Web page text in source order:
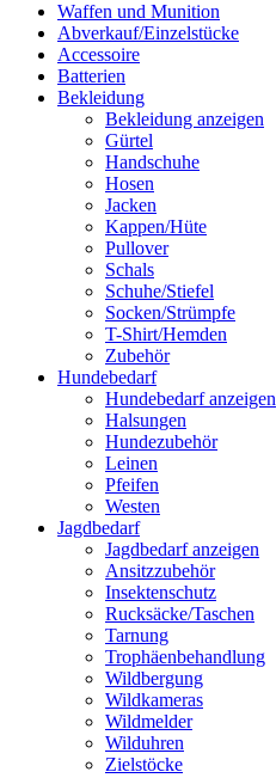
Waffen und Munition
Abverkauf/Einzelstücke
Accessoire
Batterien
Bekleidung
Bekleidung anzeigen
Gürtel
Handschuhe
Hosen
Jacken
Kappen/Hüte
Pullover
Schals
Schuhe/Stiefel
Socken/Strümpfe
T-Shirt/Hemden
Zubehör
Hundebedarf
Hundebedarf anzeigen
Halsungen
Hundezubehör
Leinen
Pfeifen
Westen
Jagdbedarf
Jagdbedarf anzeigen
Ansitzzubehör
Insektenschutz
Rucksäcke/Taschen
Tarnung
Trophäenbehandlung
Wildbergung
Wildkameras
Wildmelder
Wilduhren
Zielstöcke